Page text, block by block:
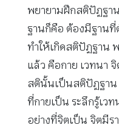
พยายามฝึกสติปัฏฐา
ฐานก็คือ ต้องมีฐานที่
ทำให้เกิดสติปัฏฐาน
แล้ว คือกาย เวทนา
สตินั้นเป็นสติปัฏฐาน
ที่กายเป็น ระลึกรู้เว
อย่างที่จิตเป็น จิตมีร